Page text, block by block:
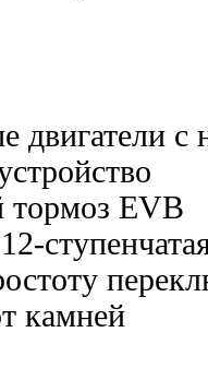
двигатели с
EVB
12-
камней